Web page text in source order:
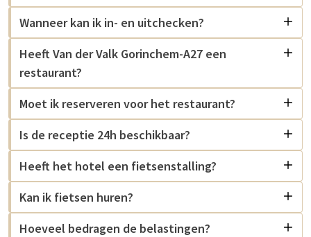
Wanneer kan ik in- en uitchecken?
Heeft Van der Valk Gorinchem-A27 een
restaurant?
Moet ik reserveren voor het restaurant?
Is de receptie 24h beschikbaar?
Heeft het hotel een fietsenstalling?
Kan ik fietsen huren?
Hoeveel bedragen de belastingen?